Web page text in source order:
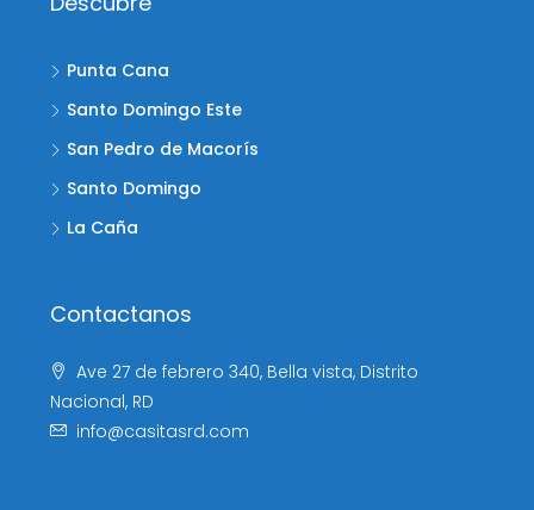
Punta Cana
Santo Domingo Este
San Pedro de Macorís
Santo Domingo
La Caña
Contactanos
Ave 27 de febrero 340, Bella vista, Distrito
Nacional, RD
info@casitasrd.com